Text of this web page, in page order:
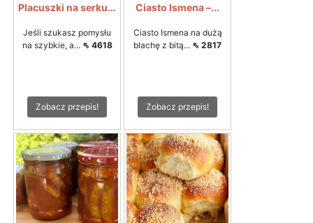
Placuszki na serku...
Jeśli szukasz pomysłu
na szybkie, a... ⇖ 4618
Zobacz przepis!
Ciasto Ismena –...
Ciasto Ismena na dużą
blachę z bitą... ⇖ 2817
Zobacz przepis!